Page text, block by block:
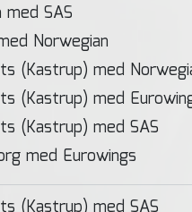
SAS
Norwegian
(Kastrup) med
(Kastrup) med
(Kastrup) med SAS
med Eurowings